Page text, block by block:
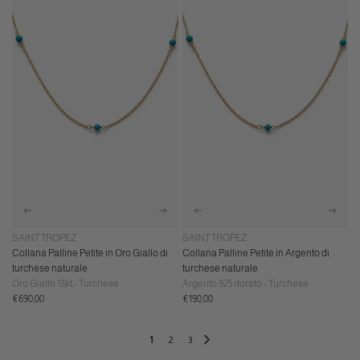
SAINT TROPEZ
Collana Palline Petite in Oro Giallo di
turchese naturale
Oro Giallo 18kt - Turchese
Prezzo
€690,00
SAINT TROPEZ
Collana Palline Petite in Argento di
turchese naturale
Argento 925 dorato - Turchese
Prezzo
€190,00
1 2 3